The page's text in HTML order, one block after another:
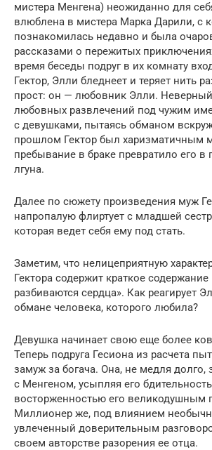
мистера Менгена) неожиданно для
влюблена в мистера Марка Дарили, с
познакомилась недавно и была
рассказами о пережитых
время беседы подруг в их комнату
Гектор, Элли бледнеет и теряет нить
прост: он — любовник Элли.
любовных развлечений под чужим
с девушками, пытаясь обманом
прошлом Гектор был харизматичным
пребывание в браке превратило его в
лгуна.
Далее по сюжету произведения муж
напропалую флиртует с младшей
которая ведет себя ему под стать.
Заметим, что нелицеприятную
Гектора содержит краткое
разбиваются сердца». Как реагирует
обмане человека, которого любила?
Девушка начинает свою еще более
Теперь подруга Гесиона из расчета
замуж за богача. Она, не медля долго,
с Менгеном, усыпляя его
восторженностью его великодушным
Миллионер же, под влиянием
увлеченный доверительным
своем авторстве разорения ее отца.